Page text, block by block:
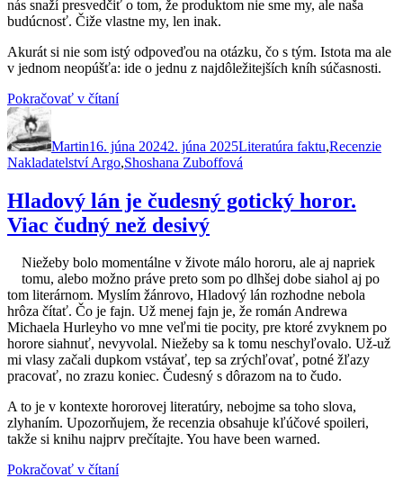
nás snaží presvedčiť o tom, že produktom nie sme my, ale naša
budúcnosť. Čiže vlastne my, len inak.
Akurát si nie som istý odpoveďou na otázku, čo s tým. Istota ma ale
v jednom neopúšťa: ide o jednu z najdôležitejších kníh súčasnosti.
Pokračovať v čítaní„Věk
Ako
prebieha
budúcnosť
ľudstva“
Autor
Martin16. júna 20242. júna 2025Literatúra faktu,Recenzie
Nakladatelství Argo,Shoshana Zuboffová
Hladový lán je čudesný gotický horor.
Viac čudný než desivý
Niežeby bolo momentálne v živote málo hororu, ale aj napriek
tomu, alebo možno práve preto som po dlhšej dobe siahol aj po
tom literárnom. Myslím žánrovo, Hladový lán rozhodne nebola
hrôza čítať. Čo je fajn. Už menej fajn je, že román Andrewa
Michaela Hurleyho vo mne veľmi tie pocity, pre ktoré zvyknem po
horore siahnuť, nevyvolal. Niežeby sa k tomu neschyľovalo. Už-už
mi vlasy začali dupkom vstávať, tep sa zrýchľovať, potné žľazy
pracovať, no zrazu koniec. Čudesný s dôrazom na to čudo.
A to je v kontexte hororovej literatúry, nebojme sa toho slova,
zlyhaním. Upozorňujem, že recenzia obsahuje kľúčové spoileri,
takže si knihu najprv prečítajte. You have been warned.
Pokračovať v čítaní„Hladový